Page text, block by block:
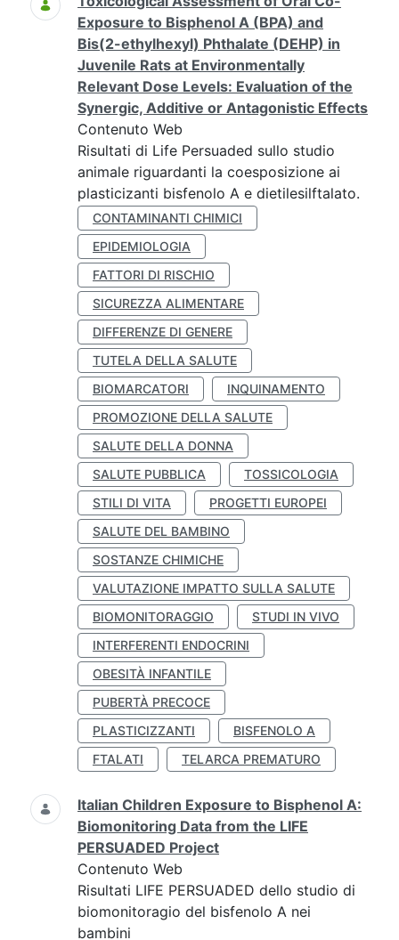
Exposure to Bisphenol A (BPA) and
Bis(2-ethylhexyl) Phthalate (DEHP) in
Juvenile Rats at Environmentally
Relevant Dose Levels: Evaluation of the
Synergic, Additive or Antagonistic Effects
Contenuto Web
Risultati di Life Persuaded sullo studio
animale riguardanti la coesposizione ai
plasticizanti bisfenolo A e dietilesilftalato.
CONTAMINANTI CHIMICI
EPIDEMIOLOGIA
FATTORI DI RISCHIO
SICUREZZA ALIMENTARE
DIFFERENZE DI GENERE
TUTELA DELLA SALUTE
BIOMARCATORI
INQUINAMENTO
PROMOZIONE DELLA SALUTE
SALUTE DELLA DONNA
SALUTE PUBBLICA
TOSSICOLOGIA
STILI DI VITA
PROGETTI EUROPEI
SALUTE DEL BAMBINO
SOSTANZE CHIMICHE
VALUTAZIONE IMPATTO SULLA SALUTE
BIOMONITORAGGIO
STUDI IN VIVO
INTERFERENTI ENDOCRINI
OBESITÀ INFANTILE
PUBERTÀ PRECOCE
PLASTICIZZANTI
BISFENOLO A
FTALATI
TELARCA PREMATURO
Italian Children Exposure to Bisphenol A:
Biomonitoring Data from the LIFE
PERSUADED Project
Contenuto Web
Risultati LIFE PERSUADED dello studio di
biomonitoragio del bisfenolo A nei
bambini